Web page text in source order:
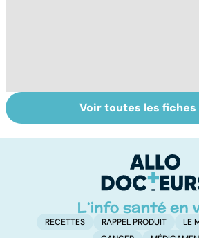
Tout savoir sur
les infections
Voir toutes les fiches
RECETTES RAPPEL PRODUIT
LE